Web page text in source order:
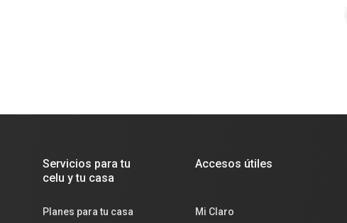
Servicios para tu
celu y tu casa
Planes para tu casa
Accesos útiles
Mi Claro